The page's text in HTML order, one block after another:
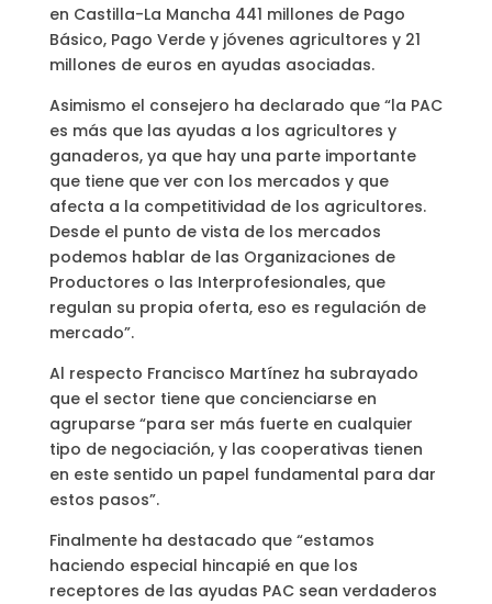
en Castilla-La Mancha 441 millones de Pago
Básico, Pago Verde y jóvenes agricultores y 21
millones de euros en ayudas asociadas.
Asimismo el consejero ha declarado que “la PAC
es más que las ayudas a los agricultores y
ganaderos, ya que hay una parte importante
que tiene que ver con los mercados y que
afecta a la competitividad de los agricultores.
Desde el punto de vista de los mercados
podemos hablar de las Organizaciones de
Productores o las Interprofesionales, que
regulan su propia oferta, eso es regulación de
mercado”.
Al respecto Francisco Martínez ha subrayado
que el sector tiene que concienciarse en
agruparse “para ser más fuerte en cualquier
tipo de negociación, y las cooperativas tienen
en este sentido un papel fundamental para dar
estos pasos”.
Finalmente ha destacado que “estamos
haciendo especial hincapié en que los
receptores de las ayudas PAC sean verdaderos